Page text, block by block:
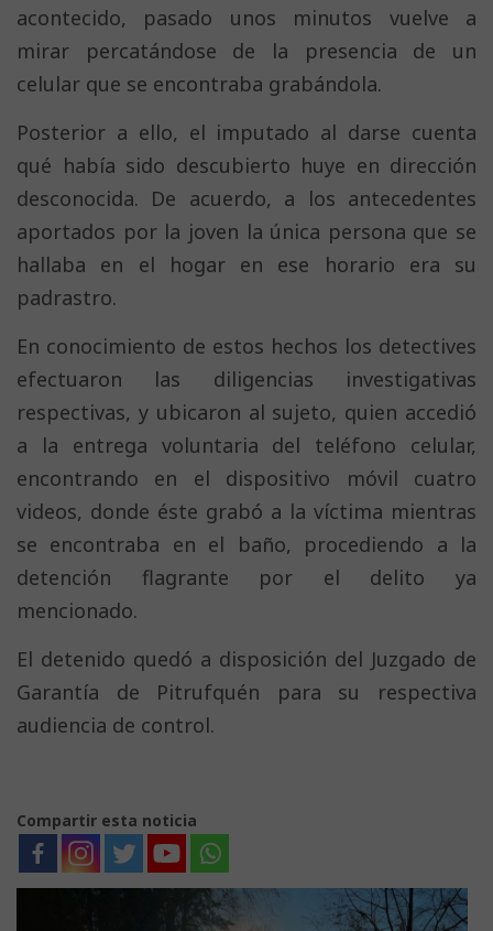
acontecido, pasado unos minutos vuelve a
mirar percatándose de la presencia de un
celular que se encontraba grabándola.
Posterior a ello, el imputado al darse cuenta
qué había sido descubierto huye en dirección
desconocida. De acuerdo, a los antecedentes
aportados por la joven la única persona que se
hallaba en el hogar en ese horario era su
padrastro.
En conocimiento de estos hechos los detectives
efectuaron las diligencias investigativas
respectivas, y ubicaron al sujeto, quien accedió
a la entrega voluntaria del teléfono celular,
encontrando en el dispositivo móvil cuatro
videos, donde éste grabó a la víctima mientras
se encontraba en el baño, procediendo a la
detención flagrante por el delito ya
mencionado.
El detenido quedó a disposición del Juzgado de
Garantía de Pitrufquén para su respectiva
audiencia de control.
Compartir esta noticia